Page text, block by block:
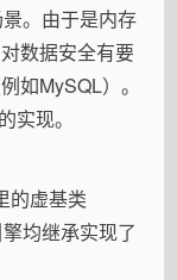
。由于是内存
数据安全有要
如MySQL）。
实现。
的虚基类
均继承实现了